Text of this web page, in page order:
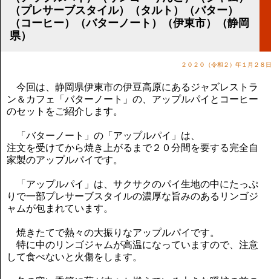
武田正男の独り言
（プレサーブスタイル）（タルト）（バター）
（コーヒー）（バターノート）（伊東市）（静岡
県）
２０２０（令和２）年１月２８日
今回は、静岡県伊東市の伊豆高原にあるジャズレストラ
ン＆カフェ「バターノート」の、アップルパイとコーヒー
のセットをご紹介します。
「バターノート」の「アップルパイ」は、
注文を受けてから焼き上がるまで２０分間を要する完全自
家製のアップルパイです。
「アップルパイ」は、サクサクのパイ生地の中にたっぷ
りで一部プレサーブスタイルの濃厚な旨みのあるリンゴジ
ャムが包まれています。
焼きたてで熱々の大振りなアップルパイです。
特に中のリンゴジャムが高温になっていますので、注意
して食べないと火傷をします。